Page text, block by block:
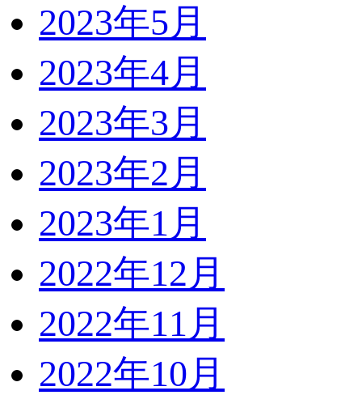
2023年5月
2023年4月
2023年3月
2023年2月
2023年1月
2022年12月
2022年11月
2022年10月